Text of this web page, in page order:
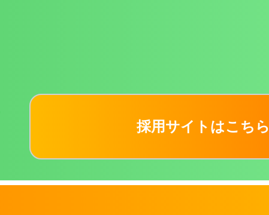
採用サイトはこちら